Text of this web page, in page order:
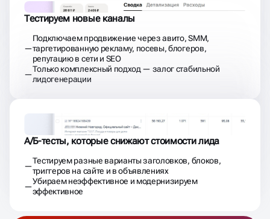
Тестируем новые каналы
Подключаем продвижение через авито, SMM,
таргетированную рекламу, посевы, блогеров,
репутацию в сети и SEO
Только комплексный подход — залог стабильной
лидогенерации
А/Б-тесты, которые снижают стоимости лида
Тестируем разные варианты заголовков, блоков,
триггеров на сайте и в объявлениях
Убираем неэффективное и модернизируем
эффективное